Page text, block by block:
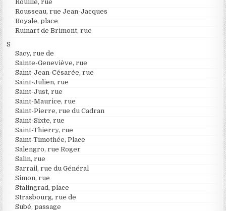
Rouillé, rue
Rousseau, rue Jean-Jacques
Royale, place
Ruinart de Brimont, rue
S
Sacy, rue de
Sainte-Geneviève, rue
Saint-Jean-Césarée, rue
Saint-Julien, rue
Saint-Just, rue
Saint-Maurice, rue
Saint-Pierre, rue du Cadran
Saint-Sixte, rue
Saint-Thierry, rue
Saint-Timothée, Place
Salengro, rue Roger
Salin, rue
Sarrail, rue du Général
Simon, rue
Stalingrad, place
Strasbourg, rue de
Subé, passage